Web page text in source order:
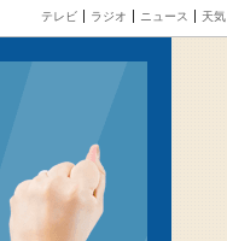
テレビ ラジオ ニュース 天気